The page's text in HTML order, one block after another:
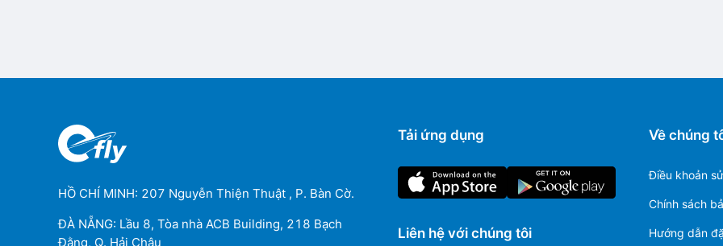
HỒ CHÍ MINH: 207 Nguyễn Thiện Thuật , P. Bàn Cờ.
ĐÀ NẴNG: Lầu 8, Tòa nhà ACB Building, 218 Bạch
Đằng, Q. Hải Châu
Tải ứng dụng
Liên hệ với chúng tôi
Về chúng
Điều khoản
Chính sách
Hướng dẫn